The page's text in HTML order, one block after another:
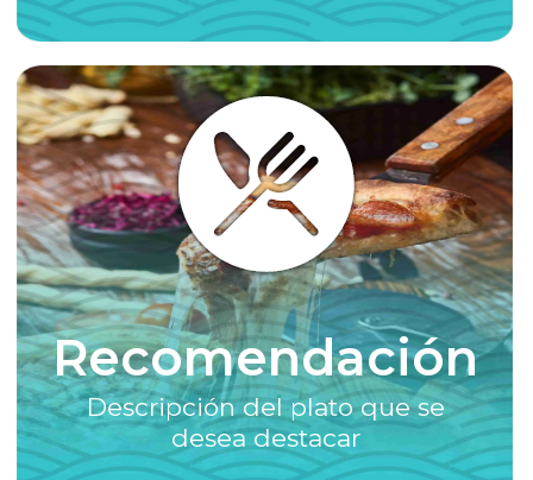
Descripción del plato que se
desea destacar
Recomendación